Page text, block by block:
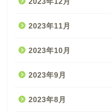
2023年11月
2023年10月
2023年9月
2023年8月